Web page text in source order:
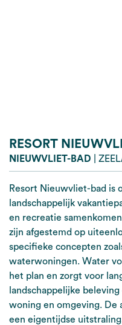
RESORT
NIEUWVLIET-BAD
Resort Nieuwvliet-bad is
landschappelijk
en recreatie
zijn afgestemd op
specifieke concepten
waterwoningen. Water
het plan en zorgt voor
landschappelijke
woning en omgeving. De
een eigentijdse